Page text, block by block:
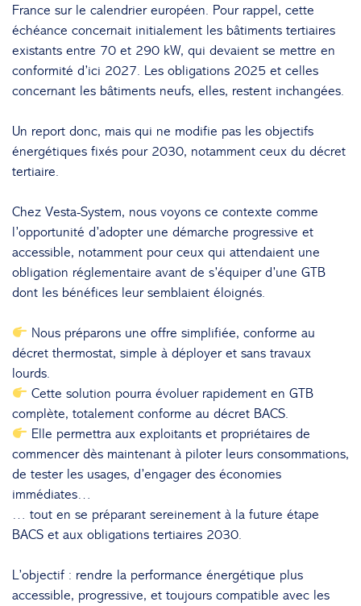
France sur le calendrier européen. Pour rappel, cette
échéance concernait initialement les bâtiments tertiaires
existants entre 70 et 290 kW, qui devaient se mettre en
conformité d’ici 2027. Les obligations 2025 et celles
concernant les bâtiments neufs, elles, restent inchangées.
Un report donc, mais qui ne modifie pas les objectifs
énergétiques fixés pour 2030, notamment ceux du décret
tertiaire.
Chez Vesta-System, nous voyons ce contexte comme
l’opportunité d’adopter une démarche progressive et
accessible, notamment pour ceux qui attendaient une
obligation réglementaire avant de s’équiper d’une GTB
dont les bénéfices leur semblaient éloignés.
Nous préparons une offre simplifiée, conforme au
décret thermostat, simple à déployer et sans travaux
lourds.
Cette solution pourra évoluer rapidement en GTB
complète, totalement conforme au décret BACS.
Elle permettra aux exploitants et propriétaires de
commencer dès maintenant à piloter leurs consommations,
de tester les usages, d’engager des économies
immédiates…
… tout en se préparant sereinement à la future étape
BACS et aux obligations tertiaires 2030.
L’objectif : rendre la performance énergétique plus
accessible, progressive, et toujours compatible avec les